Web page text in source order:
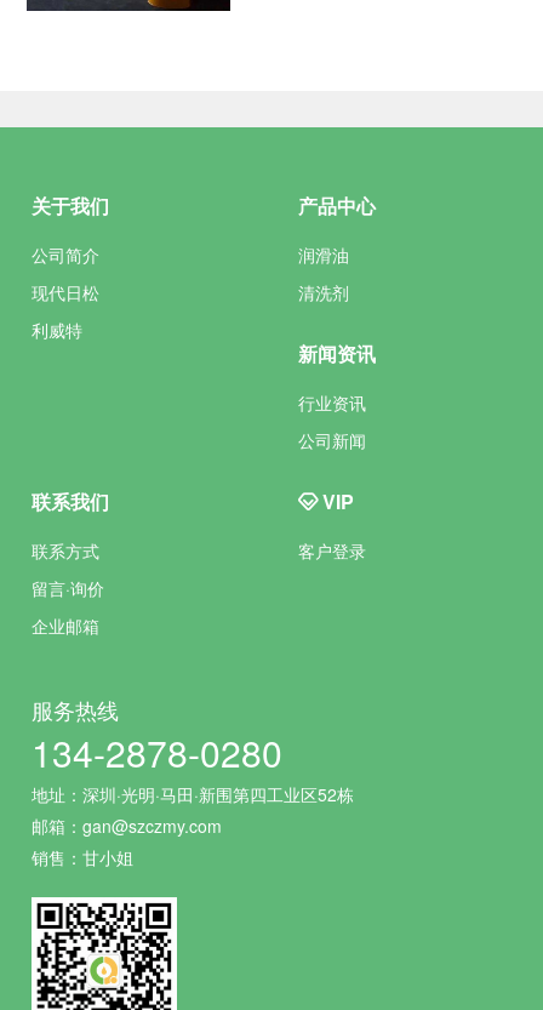
关于我们
公司简介
现代日松
利威特
产品中心
润滑油
清洗剂
新闻资讯
行业资讯
公司新闻
联系我们
联系方式
留言·询价
企业邮箱
VIP
客户登录
服务热线
134-2878-0280
地址：深圳·光明·马田·新围第四工业区52栋
邮箱：gan@szczmy.com
销售：甘小姐